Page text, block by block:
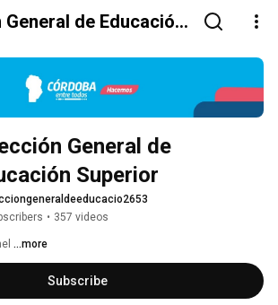
de Educación
General de
Superior
• 357 videos
...more
Subscribe